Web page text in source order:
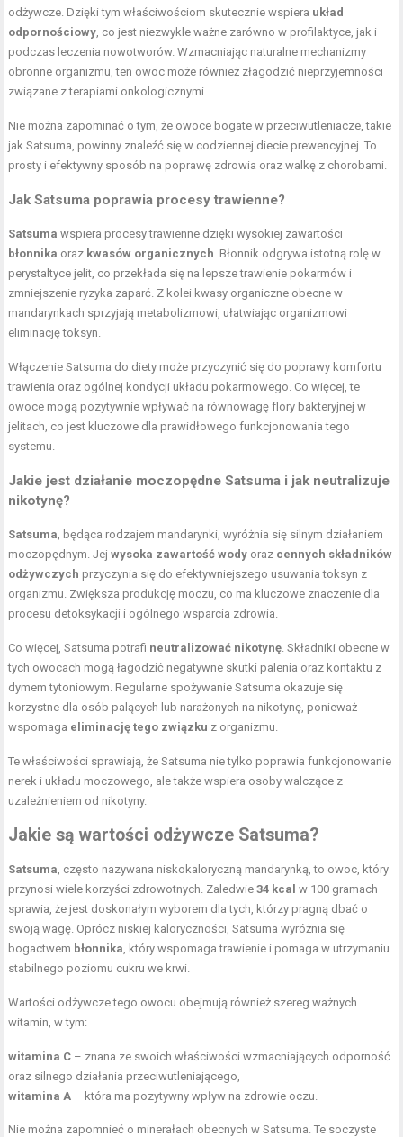
odżywcze. Dzięki tym właściwościom skutecznie wspiera układ
odpornościowy, co jest niezwykle ważne zarówno w profilaktyce, jak i
podczas leczenia nowotworów. Wzmacniając naturalne mechanizmy
obronne organizmu, ten owoc może również złagodzić nieprzyjemności
związane z terapiami onkologicznymi.
Nie można zapominać o tym, że owoce bogate w przeciwutleniacze, takie
jak Satsuma, powinny znaleźć się w codziennej diecie prewencyjnej. To
prosty i efektywny sposób na poprawę zdrowia oraz walkę z chorobami.
Jak Satsuma poprawia procesy trawienne?
Satsuma wspiera procesy trawienne dzięki wysokiej zawartości
błonnika oraz kwasów organicznych. Błonnik odgrywa istotną rolę w
perystaltyce jelit, co przekłada się na lepsze trawienie pokarmów i
zmniejszenie ryzyka zaparć. Z kolei kwasy organiczne obecne w
mandarynkach sprzyjają metabolizmowi, ułatwiając organizmowi
eliminację toksyn.
Włączenie Satsuma do diety może przyczynić się do poprawy komfortu
trawienia oraz ogólnej kondycji układu pokarmowego. Co więcej, te
owoce mogą pozytywnie wpływać na równowagę flory bakteryjnej w
jelitach, co jest kluczowe dla prawidłowego funkcjonowania tego
systemu.
Jakie jest działanie moczopędne Satsuma i jak neutralizuje
nikotynę?
Satsuma, będąca rodzajem mandarynki, wyróżnia się silnym działaniem
moczopędnym. Jejwysoka zawartość wody oraz cennych składników
odżywczych przyczynia się do efektywniejszego usuwania toksyn z
organizmu. Zwiększa produkcję moczu, co ma kluczowe znaczenie dla
procesu detoksykacji i ogólnego wsparcia zdrowia.
Co więcej, Satsuma potrafi neutralizować nikotynę. Składniki obecne w
tych owocach mogą łagodzić negatywne skutki palenia oraz kontaktu z
dymem tytoniowym. Regularne spożywanie Satsuma okazuje się
korzystne dla osób palących lub narażonych na nikotynę, ponieważ
wspomaga eliminację tego związku z organizmu.
Te właściwości sprawiają, że Satsuma nie tylko poprawia funkcjonowanie
nerek i układu moczowego, ale także wspiera osoby walczące z
uzależnieniem od nikotyny.
Jakie są wartości odżywcze Satsuma?
Satsuma, często nazywana niskokaloryczną mandarynką, to owoc, który
przynosi wiele korzyści zdrowotnych. Zaledwie34 kcal w 100 gramach
sprawia, że jest doskonałym wyborem dla tych, którzy pragną dbać o
swoją wagę. Oprócz niskiej kaloryczności, Satsuma wyróżnia się
bogactwem błonnika, który wspomaga trawienie i pomaga w utrzymaniu
stabilnego poziomu cukru we krwi.
Wartości odżywcze tego owocu obejmują również szereg ważnych
witamin, w tym:
witamina C – znana ze swoich właściwości wzmacniających odporność
oraz silnego działania przeciwutleniającego,
witamina A – która ma pozytywny wpływ na zdrowie oczu.
Nie można zapomnieć o minerałach obecnych w Satsuma. Te soczyste